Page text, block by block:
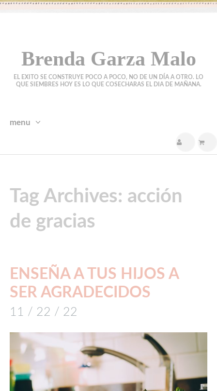
Brenda Garza Malo
EL EXITO SE CONSTRUYE POCO A POCO, NO DE UN DÍA A OTRO. LO
QUE SIEMBRES HOY ES LO QUE COSECHARAS EL DIA DE MAÑANA.
menu
Tag Archives: acción
de gracias
ENSEÑA A TUS HIJOS A
SER AGRADECIDOS
11 / 22 / 22